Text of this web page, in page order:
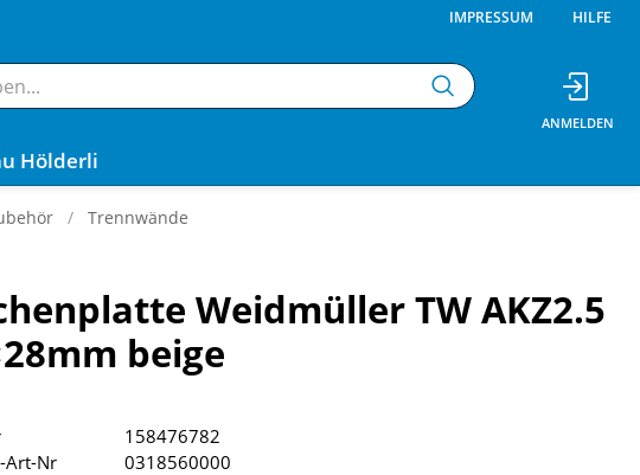
IMPRESSUM HILFE
Hölderli
Trennwände
Weidmüller TW AKZ2.5
beige
158476782
Art-Nr
0318560000